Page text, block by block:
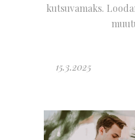
kutsuvamaks.
15.3.2025